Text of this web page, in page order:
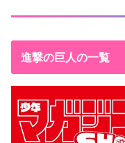
進撃の巨人の一覧